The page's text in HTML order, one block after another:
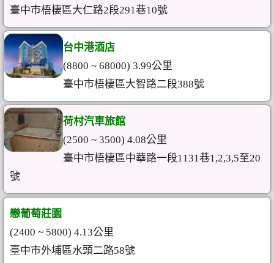
臺中市梧棲區大仁路2段291巷10號
台中港酒店
(8800 ~ 68000) 3.99公里
臺中市梧棲區大智路二段388號
荷村汽車旅館
(2500 ~ 3500) 4.08公里
臺中市梧棲區中華路一段1131巷1,2,3,5至20
號
戀葡萄莊園
(2400 ~ 5800) 4.13公里
臺中市外埔區水頭二路58號